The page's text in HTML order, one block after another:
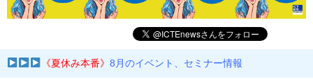
《夏休み本番》8月のイベント、セミナー情報